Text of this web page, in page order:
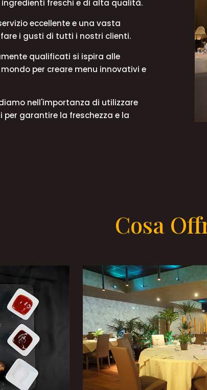
freschi e di alta qualità.
eccellente e una vasta
i gusti di tutti i nostri clienti.
qualificati si ispira alle
per creare menu innovativi e
nell'importanza di utilizzare
garantire la freschezza e la
Cosa